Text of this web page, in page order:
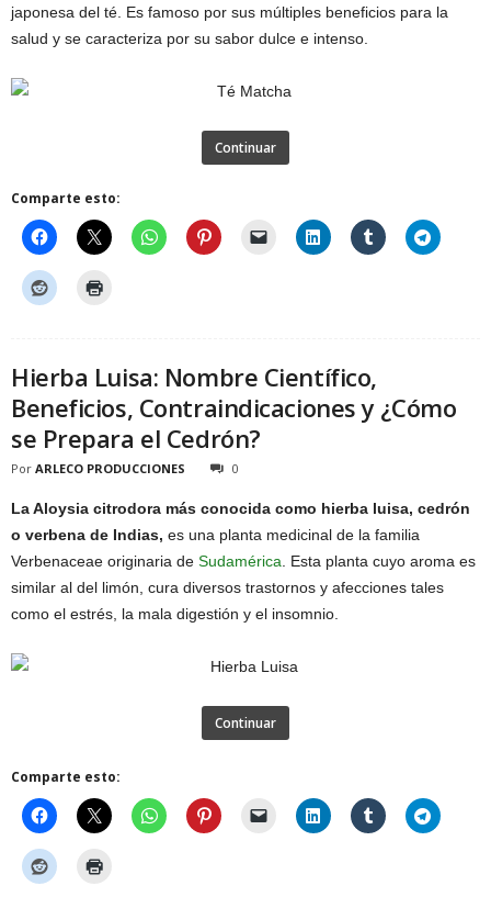
japonesa del té. Es famoso por sus múltiples beneficios para la
salud y se caracteriza por su sabor dulce e intenso.
Continuar
Comparte esto:
Hierba Luisa: Nombre Científico,
Beneficios, Contraindicaciones y ¿Cómo
se Prepara el Cedrón?
Por ARLECO PRODUCCIONES 0
La Aloysia citrodora más conocida como hierba luisa, cedrón
o verbena de Indias, es una planta medicinal de la familia
Verbenaceae originaria de Sudamérica . Esta planta cuyo aroma es
similar al del limón, cura diversos trastornos y afecciones tales
como el estrés, la mala digestión y el insomnio.
Continuar
Comparte esto: